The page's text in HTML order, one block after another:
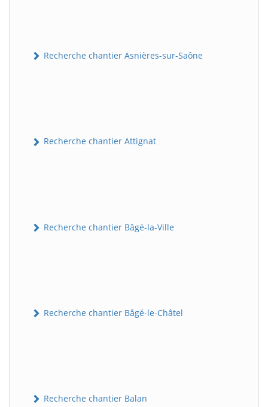
Recherche chantier Asnières-sur-Saône
Recherche chantier Attignat
Recherche chantier Bâgé-la-Ville
Recherche chantier Bâgé-le-Châtel
Recherche chantier Balan